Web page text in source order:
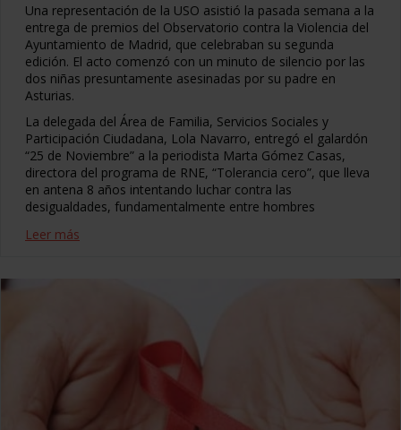
Una representación de la USO asistió la pasada semana a la
entrega de premios del Observatorio contra la Violencia del
Ayuntamiento de Madrid, que celebraban su segunda
edición. El acto comenzó con un minuto de silencio por las
dos niñas presuntamente asesinadas por su padre en
Asturias.
La delegada del Área de Familia, Servicios Sociales y
Participación Ciudadana, Lola Navarro, entregó el galardón
“25 de Noviembre” a la periodista Marta Gómez Casas,
directora del programa de RNE, “Tolerancia cero”, que lleva
en antena 8 años intentando luchar contra las
desigualdades, fundamentalmente entre hombres
Leer más